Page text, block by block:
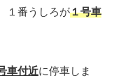
、１番うしろが１号車
車付近に停車しま